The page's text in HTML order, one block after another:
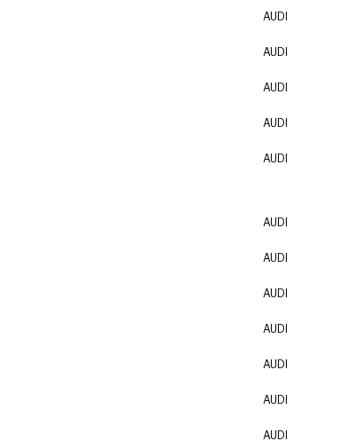
AUDI
AUDI
AUDI
AUDI
AUDI
AUDI
AUDI
AUDI
AUDI
AUDI
AUDI
AUDI